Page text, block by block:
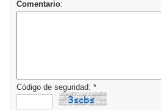
Comentario:
Código de seguridad: *